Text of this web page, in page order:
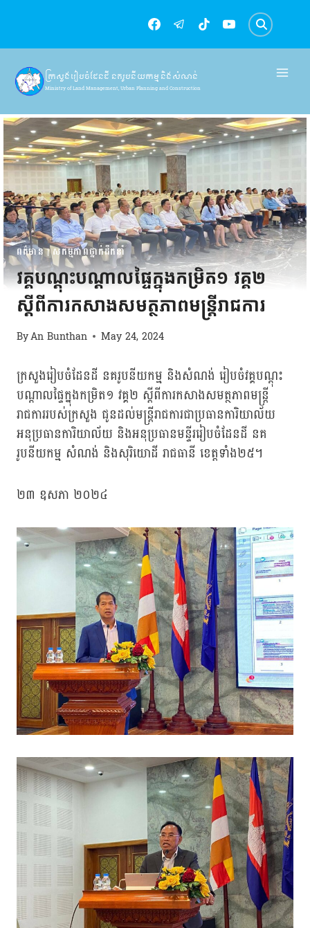
content
ក្រសួងរៀបចំដែនដី នគរូបនីយកម្ម និងសំណង់
Ministry of Land Management, Urban Planning and Construction
ពត៌មាន|សកម្មភាពថ្នាក់ដឹកនាំ
វគ្គបណ្តុះបណ្តាលផ្ទៃក្នុងកម្រិត១ វគ្គ២
ស្ដីពីការកសាងសមត្ថភាពមន្ត្រីរាជការ
ByAn Bunthan May 24, 2024
ក្រសួងរៀបចំដែនដី នគរូបនីយកម្ម និងសំណង់ រៀបចំវគ្គបណ្តុះ
បណ្តាលផ្ទៃក្នុងកម្រិត១ វគ្គ២ ស្ដីពីការកសាងសមត្ថភាពមន្ត្រី
រាជការរបស់ក្រសួង ជូនដល់មន្ត្រីរាជការជាប្រធានការិយាល័យ
អនុប្រធានការិយាល័យ និងអនុប្រធានមន្ទីររៀបចំដែនដី នគ
រូបនីយកម្ម សំណង់ និងសុរិយោដី រាជធានី ខេត្តទាំង២៥។
២៣ ឧសភា ២០២៤